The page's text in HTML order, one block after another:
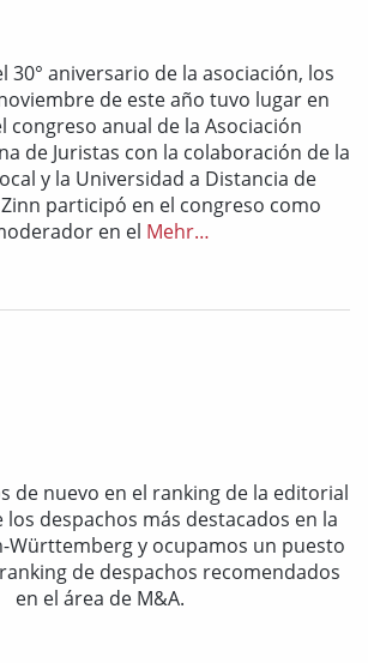
30° aniversario de la asociación, los
de este año tuvo lugar en
congreso anual de la Asociación
de Juristas con la colaboración de la
y la Universidad a Distancia de
participó en el congreso como
en el Mehr…
de nuevo en el ranking de la editorial
los despachos más destacados en la
Württemberg y ocupamos un puesto
de despachos recomendados
en el área de M&A.